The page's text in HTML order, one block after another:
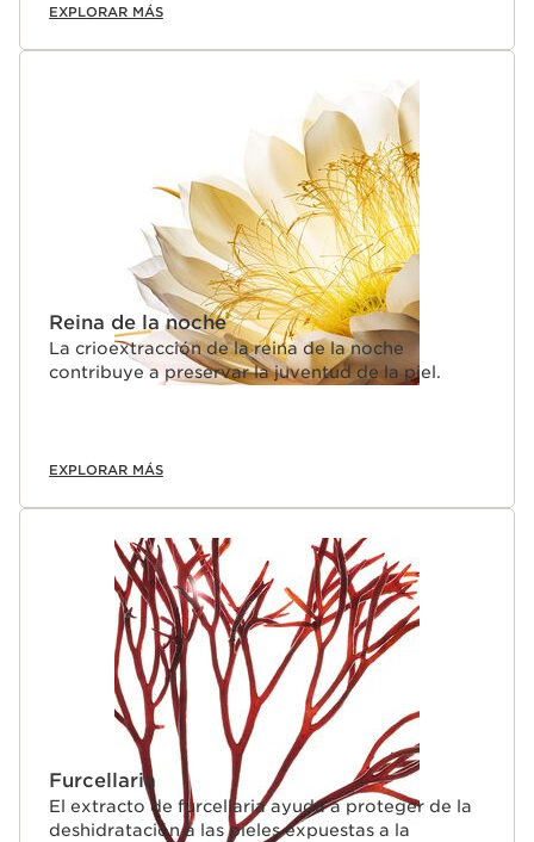
EXPLORAR MÁS
Reina de la noche
La crioextracción de la reina de la noche
contribuye a preservar la juventud de la piel.
EXPLORAR MÁS
Furcellaria
El extracto de furcellaria ayuda a proteger de la
deshidratación a las pieles expuestas a la